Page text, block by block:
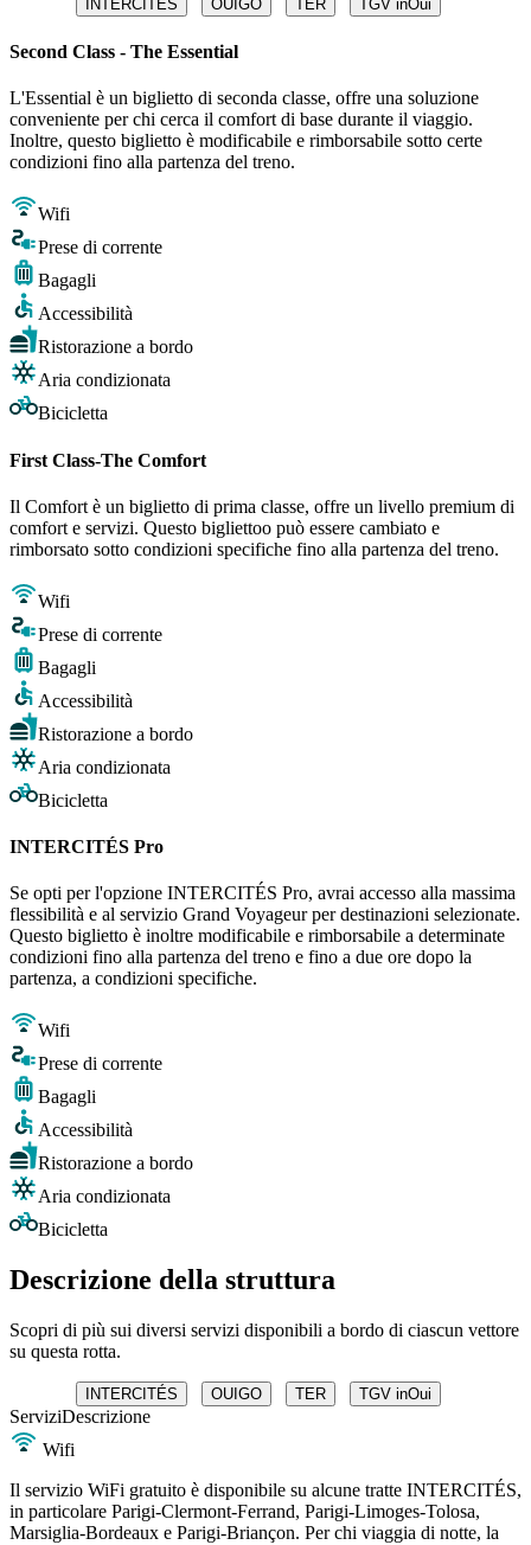
INTERCITÉS OUIGO TER TGV inOui
Second Class - The Essential
L'Essential è un biglietto di seconda classe, offre una soluzione
conveniente per chi cerca il comfort di base durante il viaggio.
Inoltre, questo biglietto è modificabile e rimborsabile sotto certe
condizioni fino alla partenza del treno.
Wifi
Prese di corrente
Bagagli
Accessibilità
Ristorazione a bordo
Aria condizionata
Bicicletta
First Class-The Comfort
Il Comfort è un biglietto di prima classe, offre un livello premium di
comfort e servizi. Questo bigliettoo può essere cambiato e
rimborsato sotto condizioni specifiche fino alla partenza del treno.
Wifi
Prese di corrente
Bagagli
Accessibilità
Ristorazione a bordo
Aria condizionata
Bicicletta
INTERCITÉS Pro
Se opti per l'opzione INTERCITÉS Pro, avrai accesso alla massima
flessibilità e al servizio Grand Voyageur per destinazioni selezionate.
Questo biglietto è inoltre modificabile e rimborsabile a determinate
condizioni fino alla partenza del treno e fino a due ore dopo la
partenza, a condizioni specifiche.
Wifi
Prese di corrente
Bagagli
Accessibilità
Ristorazione a bordo
Aria condizionata
Bicicletta
Descrizione della struttura
Scopri di più sui diversi servizi disponibili a bordo di ciascun vettore
su questa rotta.
INTERCITÉS OUIGO TER TGV inOui
ServiziDescrizione
Wifi
Il servizio WiFi gratuito è disponibile su alcune tratte INTERCITÉS,
in particolare Parigi-Clermont-Ferrand, Parigi-Limoges-Tolosa,
Marsiglia-Bordeaux e Parigi-Briançon. Per chi viaggia di notte, la